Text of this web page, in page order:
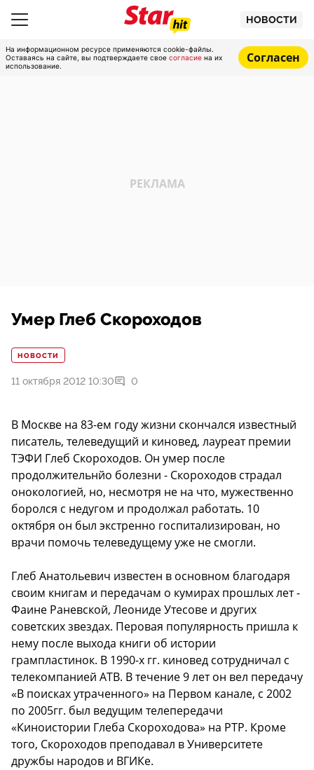
НОВОСТИ
На информационном ресурсе применяются cookie-файлы.
Оставаясь на сайте, вы подтверждаете свое согласие на их
использование.
Согласен
Умер Глеб Скороходов
НОВОСТИ
11 октября 2012 10:30 0
В Москве на 83-ем году жизни скончался известный
писатель, телеведущий и киновед, лауреат премии
ТЭФИ Глеб Скороходов. Он умер после
продолжительнйо болезни - Скороходов страдал
онокологией, но, несмотря не на что, мужественно
боролся с недугом и продолжал работать. 10
октября он был экстренно госпитализирован, но
врачи помочь телеведущему уже не смогли.
Глеб Анатольевич известен в основном благодаря
своим книгам и передачам о кумирах прошлых лет -
Фаине Раневской, Леониде Утесове и других
советских звездах. Перовая популярность пришла к
нему после выхода книги об истории
грампластинок. В 1990-х гг. киновед сотрудничал с
телекомпанией АТВ. В течение 9 лет он вел передачу
«В поисках утраченного» на Первом канале, с 2002
по 2005гг. был ведущим телепередачи
«Киноистории Глеба Скороходова» на РТР. Кроме
того, Скороходов преподавал в Университете
дружбы народов и ВГИКе.